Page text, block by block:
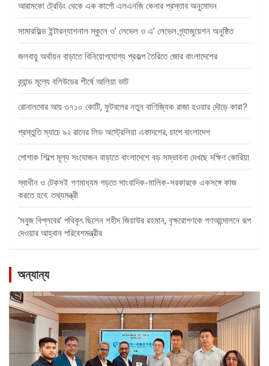
আরামকো ট্রেডিং থেকে এক কার্গো এলএনজি কেনার প্রস্তাব অনুমোদন
সামারফিল্ড ইন্টারন্যাশনাল স্কুলে ও’ লেভেল ও এ’ লেভেল গ্র্যাজুয়েশন অনুষ্ঠিত
জলবায়ু অর্থায়ন বাড়াতে বিনিয়োগযোগ্য প্রকল্প তৈরিতে জোর বাংলাদেশের
ব্র্যান্ড মূল্যে বলিউডের শীর্ষে আলিয়া ভাট
রোনালদোর আয় ৩৭১০ কোটি, ফুটবলের নতুন বাণিজ্যিক রাজা হওয়ার দৌড়ে কারা?
প্রস্তুতি ম্যাচে ৯২ রানের লিড অস্ট্রেলিয়া একাদশের, চাপে বাংলাদেশ
পোশাক শিল্পে মূল্য সংযোজন বাড়াতে বাংলাদেশে বড় সম্ভাবনা দেখছে দক্ষিণ কোরিয়া
স্বাধীন ও টেকসই গণমাধ্যম গড়তে সাংবাদিক-মালিক-সরকারকে একসঙ্গে কাজ
করতে হবে: তথ্যমন্ত্রী
‘সবুজ বিপ্লবের’ পথিকৃৎ ছিলেন শহীদ জিয়াউর রহমান, বৃক্ষরোপণকে গণআন্দোলনে রূপ
দেওয়ার আহ্বান পরিবেশমন্ত্রীর
অন্যান্য